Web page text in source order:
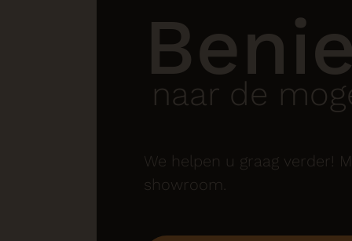
naar de
We helpen u graag verder!
showroom.